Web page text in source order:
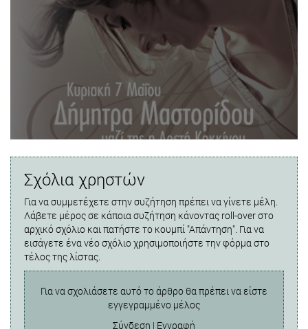
Σχόλια χρηστών
Για να συμμετέχετε στην συζήτηση πρέπει να γίνετε μέλη.
Λάβετε μέρος σε κάποια συζήτηση κάνοντας roll-over στο
αρχικό σχόλιο και πατήστε το κουμπί "Απάντηση". Για να
εισάγετε ένα νέο σχόλιο χρησιμοποιήστε την φόρμα στο
τέλος της λίστας.
Για να σχολιάσετε αυτό το άρθρο θα πρέπει να είστε
εγγεγραμμένο μέλος
Σύνδεση | Εγγραφή